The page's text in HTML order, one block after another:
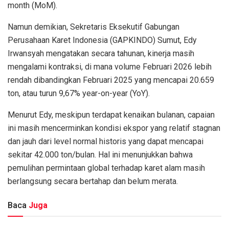
month (MoM).
Namun demikian, Sekretaris Eksekutif Gabungan
Perusahaan Karet Indonesia (GAPKINDO) Sumut, Edy
Irwansyah mengatakan secara tahunan, kinerja masih
mengalami kontraksi, di mana volume Februari 2026 lebih
rendah dibandingkan Februari 2025 yang mencapai 20.659
ton, atau turun 9,67% year-on-year (YoY).
Menurut Edy, meskipun terdapat kenaikan bulanan, capaian
ini masih mencerminkan kondisi ekspor yang relatif stagnan
dan jauh dari level normal historis yang dapat mencapai
sekitar 42.000 ton/bulan. Hal ini menunjukkan bahwa
pemulihan permintaan global terhadap karet alam masih
berlangsung secara bertahap dan belum merata.
Baca Juga